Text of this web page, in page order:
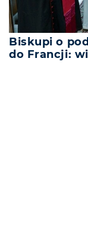
Biskupi o
do Francji: